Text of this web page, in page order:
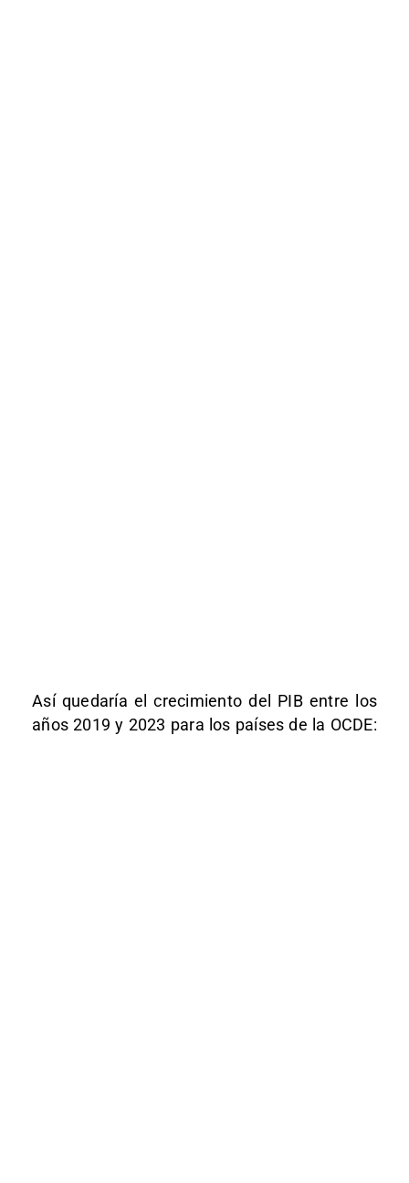
Así quedaría el crecimiento del PIB entre los
años 2019 y 2023 para los países de la OCDE: